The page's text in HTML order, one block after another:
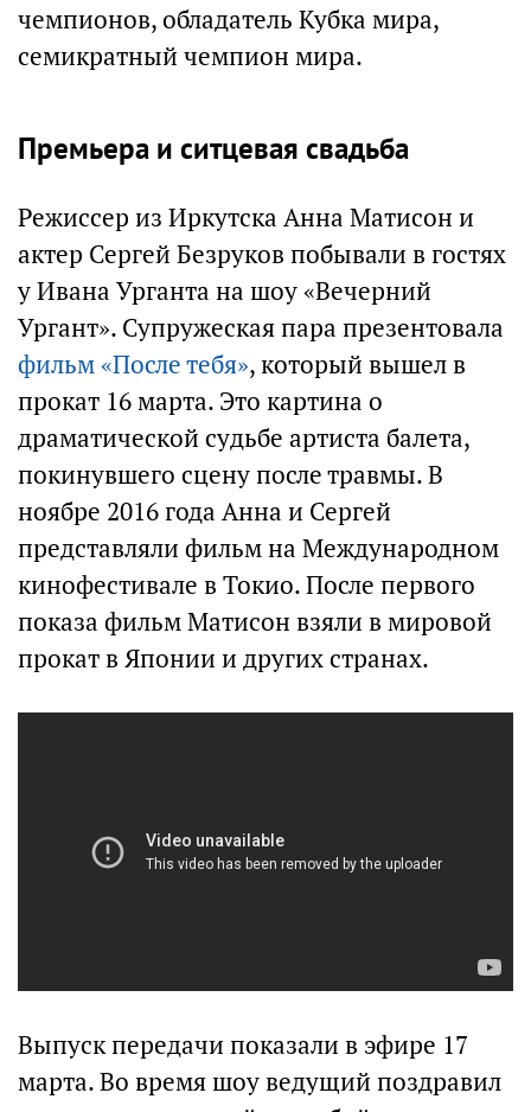
чемпионов, обладатель Кубка мира,
семикратный чемпион мира.
Премьера и ситцевая свадьба
Режиссер из Иркутска Анна Матисон и
актер Сергей Безруков побывали в гостях
у Ивана Урганта на шоу «Вечерний
Ургант». Супружеская пара презентовала
фильм «После тебя», который вышел в
прокат 16 марта. Это картина о
драматической судьбе артиста балета,
покинувшего сцену после травмы. В
ноябре 2016 года Анна и Сергей
представляли фильм на Международном
кинофестивале в Токио. После первого
показа фильм Матисон взяли в мировой
прокат в Японии и других странах.
Выпуск передачи показали в эфире 17
марта. Во время шоу ведущий поздравил